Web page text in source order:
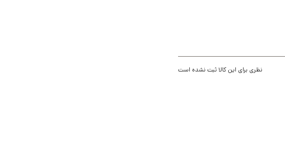
نظری برای این کالا ثبت نشده است